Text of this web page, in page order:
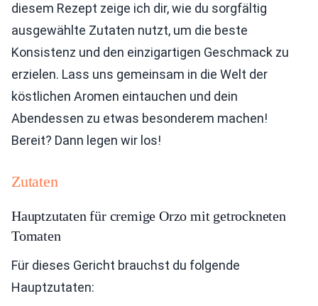
diesem Rezept zeige ich dir, wie du sorgfältig
ausgewählte Zutaten nutzt, um die beste
Konsistenz und den einzigartigen Geschmack zu
erzielen. Lass uns gemeinsam in die Welt der
köstlichen Aromen eintauchen und dein
Abendessen zu etwas besonderem machen!
Bereit? Dann legen wir los!
Zutaten
Hauptzutaten für cremige Orzo mit getrockneten
Tomaten
Für dieses Gericht brauchst du folgende
Hauptzutaten: